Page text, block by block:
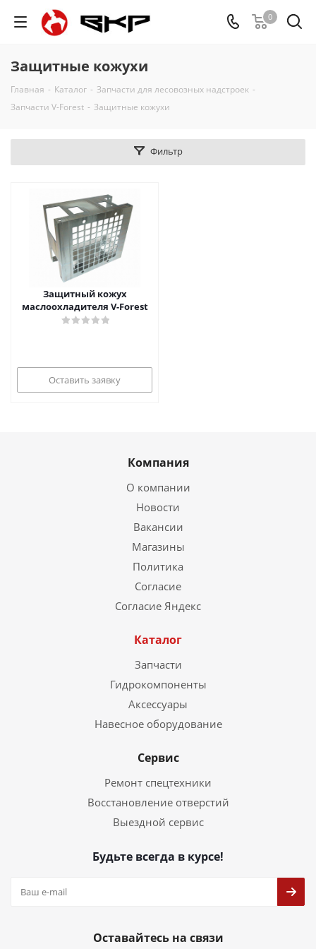
0
Защитные кожухи
Главная - Каталог - Запчасти для лесовозных надстроек -
Запчасти V-Forest - Защитные кожухи
Фильтр
Защитный кожух
маслоохладителя V-Forest
Оставить заявку
Компания
О компании
Новости
Вакансии
Магазины
Политика
Согласие
Согласие Яндекс
Каталог
Запчасти
Гидрокомпоненты
Аксессуары
Навесное оборудование
Сервис
Ремонт спецтехники
Восстановление отверстий
Выездной сервис
Будьте всегда в курсе!
Оставайтесь на связи